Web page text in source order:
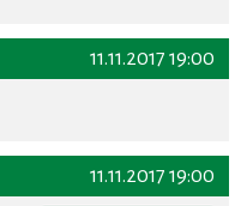
11.11.2017 19:00
11.11.2017 19:00